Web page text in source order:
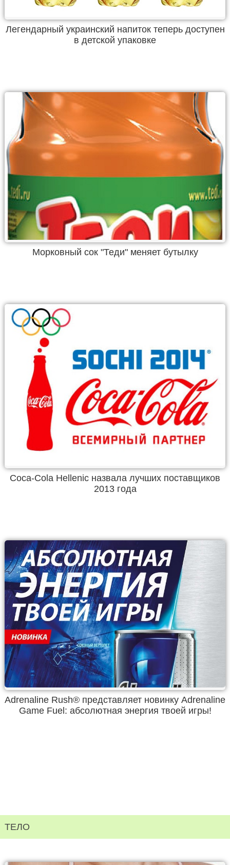
Легендарный украинский напиток теперь доступен
в детской упаковке
Морковный сок "Теди" меняет бутылку
Coca-Cola Hellenic назвала лучших поставщиков
2013 года
Adrenaline Rush® представляет новинку Adrenaline
Game Fuel: абсолютная энергия твоей игры!
ТЕЛО